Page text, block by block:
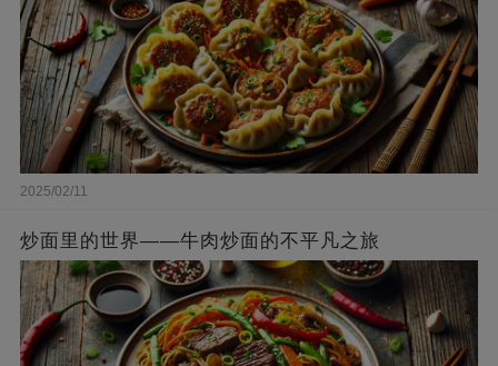
2025/02/11
炒面里的世界——牛肉炒面的不平凡之旅